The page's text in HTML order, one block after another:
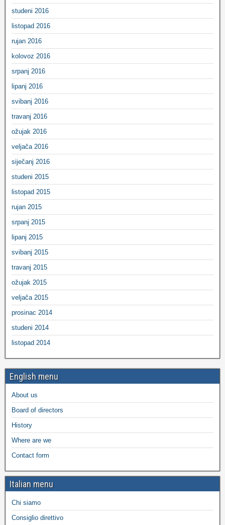
studeni 2016
listopad 2016
rujan 2016
kolovoz 2016
srpanj 2016
lipanj 2016
svibanj 2016
travanj 2016
ožujak 2016
veljača 2016
siječanj 2016
studeni 2015
listopad 2015
rujan 2015
srpanj 2015
lipanj 2015
svibanj 2015
travanj 2015
ožujak 2015
veljača 2015
prosinac 2014
studeni 2014
listopad 2014
English menu
About us
Board of directors
History
Where are we
Contact form
Italian menu
Chi siamo
Consiglio direttivo